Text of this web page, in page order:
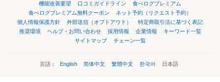
機能改善要望
口コミガイドライン
食べログプレミアム
食べログプレミアム無料クーポン
ネット予約（リクエスト予約）
個人情報保護方針
外部送信（オプトアウト）
特定商取引法に基づく表記
推奨環境
ヘルプ・お問い合わせ 採用情報 企業情報
キーワード一覧
サイトマップ
チェーン一覧
言語： English 简体中文 繁體中文 한국어 日本語